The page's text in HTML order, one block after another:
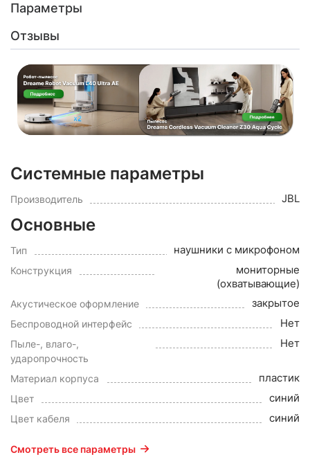
Параметры
Отзывы
Системные параметры
Производитель JBL
Основные
Тип наушники с микрофоном
Конструкция
мониторные
(охватывающие)
Акустическое оформление закрытое
Беспроводной интерфейс Нет
Пыле-, влаго-,
ударопрочность
Нет
Материал корпуса пластик
Цвет синий
Цвет кабеля синий
Смотреть все параметры